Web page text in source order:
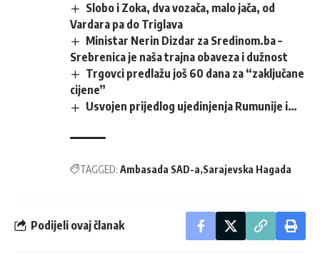
Slobo i Zoka, dva vozača, malo jača, od
Vardara pa do Triglava
Ministar Nerin Dizdar za Sredinom.ba –
Srebrenica je naša trajna obaveza i dužnost
Trgovci predlažu još 60 dana za “zaključane
cijene”
Usvojen prijedlog ujedinjenja Rumunije i…
TAGGED: Ambasada SAD-a Sarajevska Hagada
Podijeli ovaj članak